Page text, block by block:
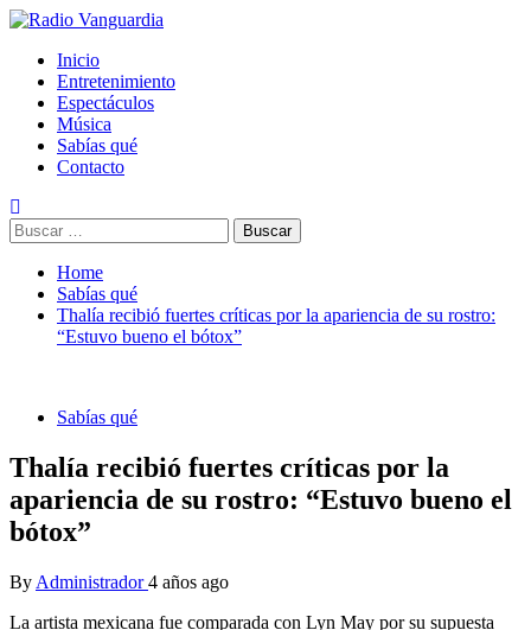
Skip
content
Radio Vanguardia
Tu música y mucho mas
Primary
Menu
Inicio
Entretenimiento
Espectáculos
Música
Sabías qué
Contacto
Buscar:
Home
Sabías qué
Thalía recibió fuertes críticas por la apariencia de su rostro:
“Estuvo bueno el bótox”
Sabías qué
Thalía recibió fuertes críticas por la
apariencia de su rostro: “Estuvo bueno el
bótox”
By Administrador4 años ago
La artista mexicana fue comparada con Lyn May por su supuesta